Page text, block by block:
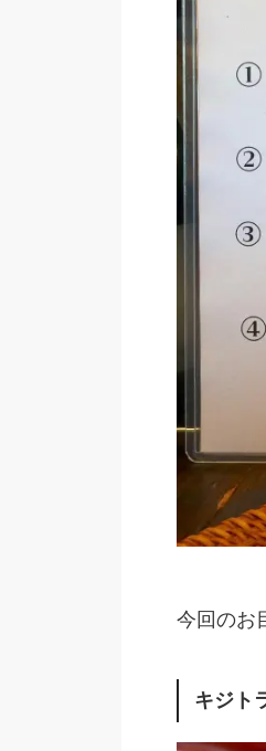
今回のお
キジト